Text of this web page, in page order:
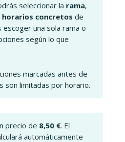
seleccionar la rama,
horarios concretos de
escoger una sola rama o
según lo que
marcadas antes de
son limitadas por horario.
precio de 8,50 €. El
automáticamente